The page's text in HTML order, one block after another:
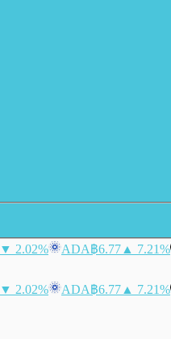
▼ 2.02% ADA฿6.77 ▲ 7.21%
▼ 2.02% ADA฿6.77 ▲ 7.21%